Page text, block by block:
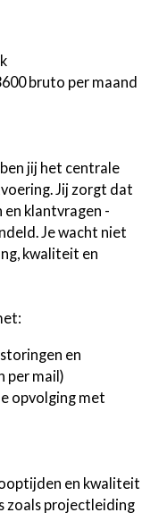
bruto per maand
jij het centrale
Jij zorgt dat
klantvragen -
Je wacht niet
kwaliteit en
en
per mail)
opvolging met
en kwaliteit
zoals projectleiding